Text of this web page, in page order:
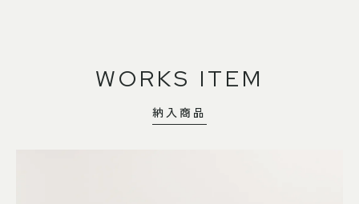
WORKS ITEM
納入商品